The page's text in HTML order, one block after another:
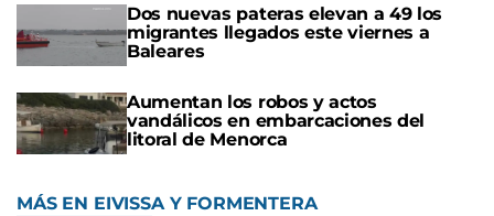
Dos nuevas pateras elevan a 49 los
migrantes llegados este viernes a
Baleares
Aumentan los robos y actos
vandálicos en embarcaciones del
litoral de Menorca
MÁS EN EIVISSA Y FORMENTERA